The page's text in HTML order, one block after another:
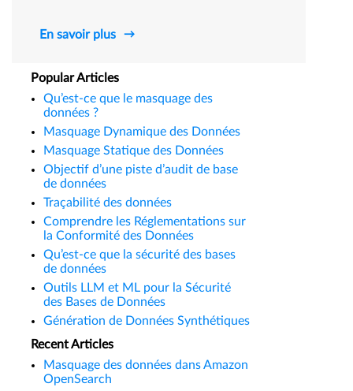
En savoir plus
Popular Articles
Qu’est-ce que le masquage des
données ?
Masquage Dynamique des Données
Masquage Statique des Données
Objectif d’une piste d’audit de base
de données
Traçabilité des données
Comprendre les Réglementations sur
la Conformité des Données
Qu’est-ce que la sécurité des bases
de données
Outils LLM et ML pour la Sécurité
des Bases de Données
Génération de Données Synthétiques
Recent Articles
Masquage des données dans Amazon
OpenSearch